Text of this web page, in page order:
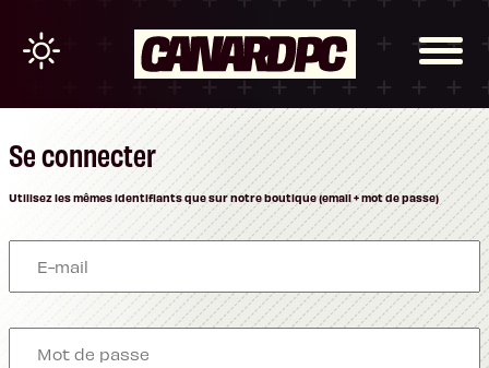
Se connecter
Utilisez les mêmes identifiants que sur notre boutique (email + mot de passe)